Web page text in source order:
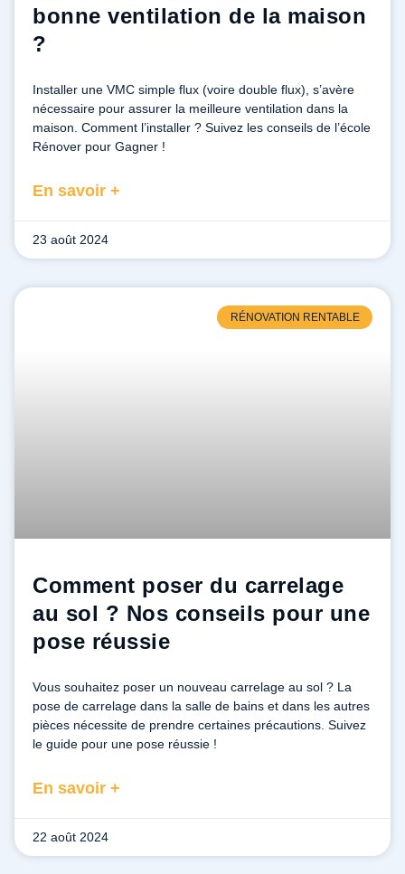
bonne ventilation de la maison
?
Installer une VMC simple flux (voire double flux), s’avère
nécessaire pour assurer la meilleure ventilation dans la
maison. Comment l’installer ? Suivez les conseils de l’école
Rénover pour Gagner !
En savoir +
23 août 2024
RÉNOVATION RENTABLE
Comment poser du carrelage
au sol ? Nos conseils pour une
pose réussie
Vous souhaitez poser un nouveau carrelage au sol ? La
pose de carrelage dans la salle de bains et dans les autres
pièces nécessite de prendre certaines précautions. Suivez
le guide pour une pose réussie !
En savoir +
22 août 2024